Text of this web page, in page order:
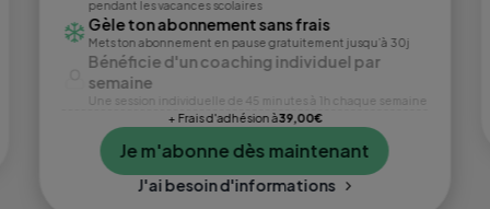
pendant les vacances scolaires
Gèle ton abonnement sans frais
Mets ton abonnement en pause gratuitement jusqu’à 30j
Bénéficie d'un coaching individuel par
semaine
Une session individuelle de 45 minutes à 1h chaque semaine
+ Frais d'adhésion à39,00€
Je m'abonne dès maintenant
J'ai besoin d'informations